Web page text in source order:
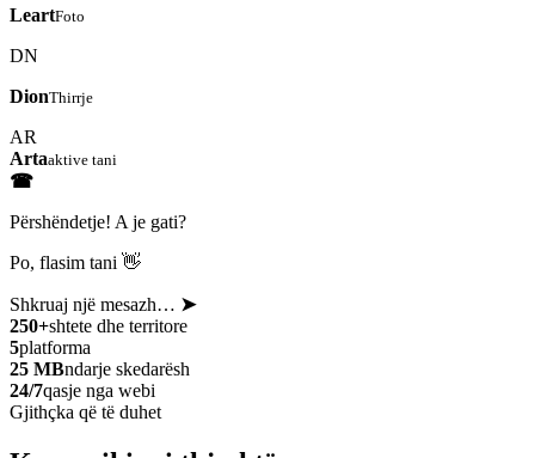
LeartFoto
DN
DionThirrje
AR
Artaaktive tani
☎
Përshëndetje! A je gati?
Po, flasim tani 👋
Shkruaj një mesazh… ➤
250+shtete dhe territore
5platforma
25 MBndarje skedarësh
24/7qasje nga webi
Gjithçka që të duhet